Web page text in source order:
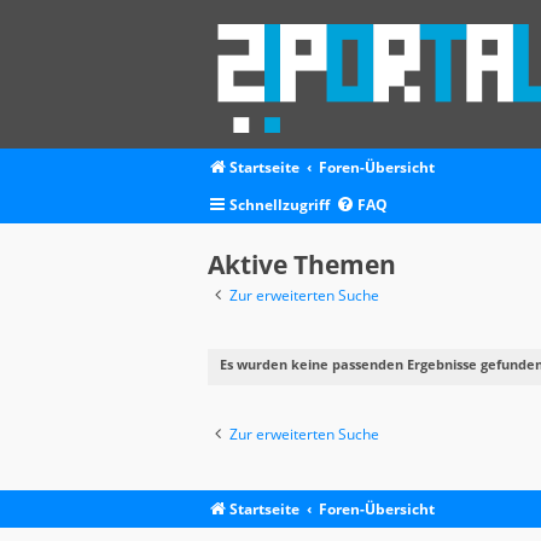
Startseite
Foren-Übersicht
Schnellzugriff
FAQ
Aktive Themen
Zur erweiterten Suche
Es wurden keine passenden Ergebnisse
Zur erweiterten Suche
Startseite Foren-Übersicht